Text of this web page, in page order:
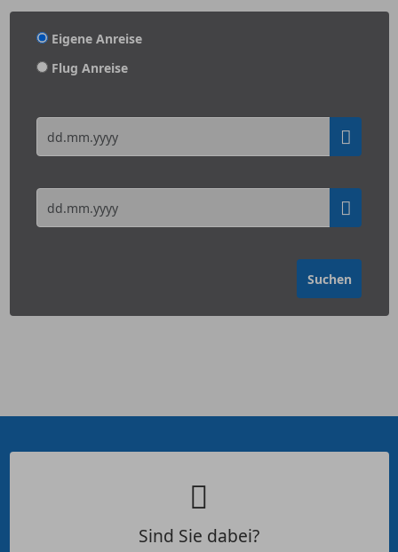
Eigene Anreise
Flug Anreise
Sind Sie dabei?